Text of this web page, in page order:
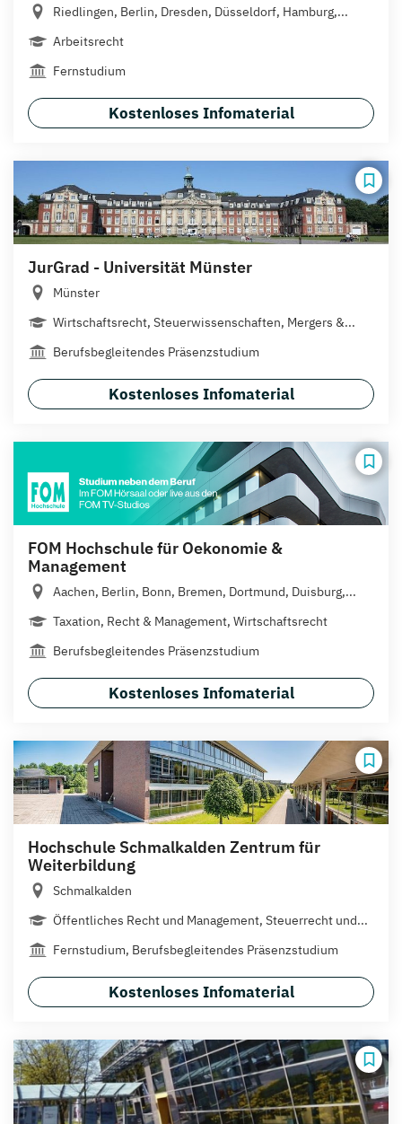
Riedlingen, Berlin, Dresden, Düsseldorf, Hamburg,...
Arbeitsrecht
Fernstudium
Kostenloses Infomaterial
JurGrad - Universität Münster
Münster
Wirtschaftsrecht, Steuerwissenschaften, Mergers &...
Berufsbegleitendes Präsenzstudium
Kostenloses Infomaterial
FOM Hochschule für Oekonomie &
Management
Aachen, Berlin, Bonn, Bremen, Dortmund, Duisburg,...
Taxation, Recht & Management, Wirtschaftsrecht
Berufsbegleitendes Präsenzstudium
Kostenloses Infomaterial
Hochschule Schmalkalden Zentrum für
Weiterbildung
Schmalkalden
Öffentliches Recht und Management, Steuerrecht und...
Fernstudium, Berufsbegleitendes Präsenzstudium
Kostenloses Infomaterial